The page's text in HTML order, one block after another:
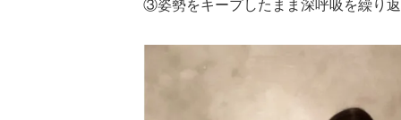
③姿勢をキープしたまま深呼吸を繰り